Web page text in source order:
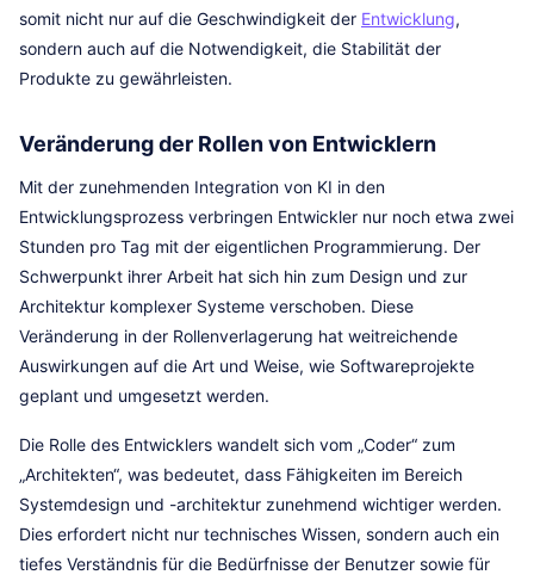
somit nicht nur auf die Geschwindigkeit der Entwicklung,
sondern auch auf die Notwendigkeit, die Stabilität der
Produkte zu gewährleisten.
Veränderung der Rollen von Entwicklern
Mit der zunehmenden Integration von KI in den
Entwicklungsprozess verbringen Entwickler nur noch etwa zwei
Stunden pro Tag mit der eigentlichen Programmierung. Der
Schwerpunkt ihrer Arbeit hat sich hin zum Design und zur
Architektur komplexer Systeme verschoben. Diese
Veränderung in der Rollenverlagerung hat weitreichende
Auswirkungen auf die Art und Weise, wie Softwareprojekte
geplant und umgesetzt werden.
Die Rolle des Entwicklers wandelt sich vom „Coder“ zum
„Architekten“, was bedeutet, dass Fähigkeiten im Bereich
Systemdesign und -architektur zunehmend wichtiger werden.
Dies erfordert nicht nur technisches Wissen, sondern auch ein
tiefes Verständnis für die Bedürfnisse der Benutzer sowie für